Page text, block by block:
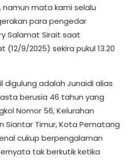
mata kami selalu
para pengedar
Salamat Sirait saat
9/2025) sekira pukul 13.20
digulung adalah Junaidi alias
berusia 46 tahun yang
Nomor 56, Kelurahan
Siantar Timur, Kota Pematang
cukup berpengalaman
tak berkutik ketika